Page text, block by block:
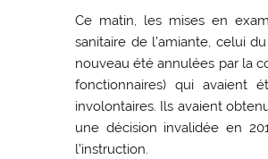
Ce matin, les mises en
sanitaire de l’amiante, celui
nouveau été annulées par la
fonctionnaires) qui avaient
involontaires. Ils avaient
une décision invalidée en
l’instruction.